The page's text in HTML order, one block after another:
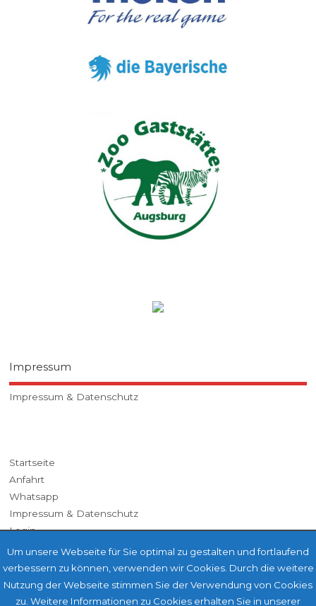
Impressum
Impressum & Datenschutz
Startseite
Anfahrt
Whatsapp
Impressum & Datenschutz
Login
Um unsere Webseite für Sie optimal zu gestalten und fortlaufend
verbessern zu können, verwenden wir Cookies. Durch die weitere
Nutzung der Webseite stimmen Sie der Verwendung von Cookies
zu. Weitere Informationen zu Cookies erhalten Sie in unserer